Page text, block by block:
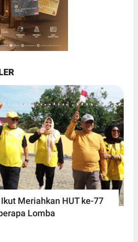
Meriahkan HUT ke-77
Lomba